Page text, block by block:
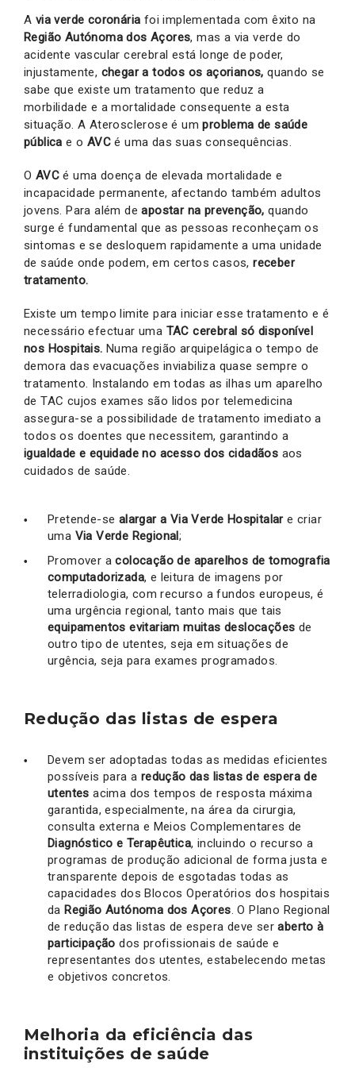
A via verde coronária foi implementada com êxito na
Região Autónoma dos Açores, mas a via verde do
acidente vascular cerebral está longe de poder,
injustamente, chegar a todos os açorianos, quando se
sabe que existe um tratamento que reduz a
morbilidade e a mortalidade consequente a esta
situação. A Aterosclerose é umproblema de saúde
públicae o AVC é uma das suas consequências.
O AVC é uma doença de elevada mortalidade e
incapacidade permanente, afectando também adultos
jovens. Para além deapostar na prevenção, quando
surge é fundamental que as pessoas reconheçam os
sintomas e se desloquem rapidamente a uma unidade
de saúde onde podem, em certos casos, receber
tratamento.
Existe um tempo limite para iniciar esse tratamento e é
necessário efectuar uma TAC cerebral só disponível
nos Hospitais. Numa região arquipelágica o tempo de
demora das evacuações inviabiliza quase sempre o
tratamento. Instalando em todas as ilhas um aparelho
de TAC cujos exames são lidos por telemedicina
assegura-se a possibilidade de tratamento imediato a
todos os doentes que necessitem, garantindo a
igualdade e equidade no acesso dos cidadãos aos
cuidados de saúde.
Pretende-se alargar a Via Verde Hospitalare criar
uma Via Verde Regional;
Promover acolocação de aparelhos de tomografia
computadorizada, e leitura de imagens por
telerradiologia, com recurso a fundos europeus, é
uma urgência regional, tanto mais que tais
equipamentos evitariam muitas deslocações de
outro tipo de utentes, seja em situações de
urgência, seja para exames programados.
Redução das listas de espera
Devem ser adoptadas todas as medidas eficientes
possíveis para a redução das listas de espera de
utentes acima dos tempos de resposta máxima
garantida, especialmente, na área da cirurgia,
consulta externa e Meios Complementares de
Diagnóstico e Terapêutica, incluindo o recurso a
programas de produção adicional de forma justa e
transparente depois de esgotadas todas as
capacidades dos Blocos Operatórios dos hospitais
da Região Autónoma dos Açores . O Plano Regional
de redução das listas de espera deve seraberto à
participação dos profissionais de saúde e
representantes dos utentes, estabelecendo metas
e objetivos concretos.
Melhoria da eficiência das
instituições de saúde